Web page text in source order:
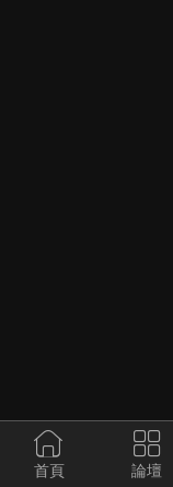
首頁 論壇